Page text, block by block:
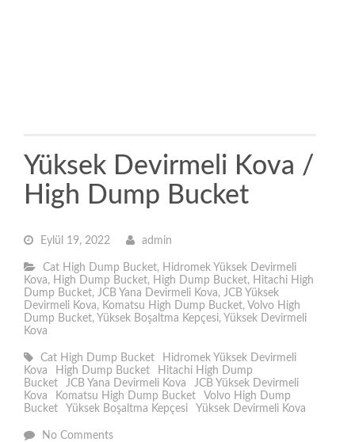
Yüksek Devirmeli Kova /
High Dump Bucket
Eylül 19, 2022 admin
Cat High Dump Bucket, Hidromek Yüksek Devirmeli
Kova, High Dump Bucket, High Dump Bucket, Hitachi High
Dump Bucket, JCB Yana Devirmeli Kova, JCB Yüksek
Devirmeli Kova, Komatsu High Dump Bucket, Volvo High
Dump Bucket, Yüksek Boşaltma Kepçesi, Yüksek Devirmeli
Kova
Cat High Dump Bucket
Hidromek Yüksek Devirmeli
Kova
High Dump Bucket
Hitachi High Dump
Bucket
JCB Yana Devirmeli Kova
JCB Yüksek Devirmeli
Kova
Komatsu High Dump Bucket
Volvo High Dump
Bucket
Yüksek Boşaltma Kepçesi Yüksek Devirmeli Kova
No Comments